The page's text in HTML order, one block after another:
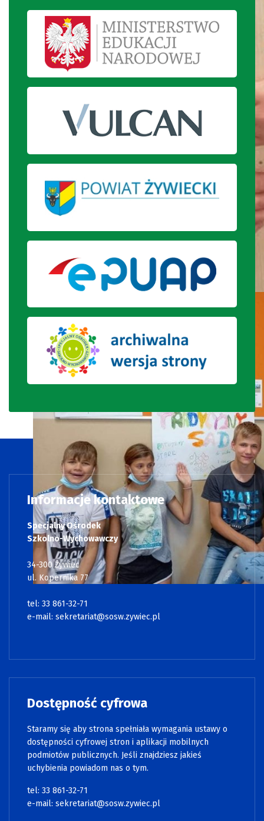
Informacje kontaktowe
Specjalny Ośrodek
Szkolno-Wychowawczy
34-300 Żywiec
ul. Kopernika 77
tel: 33 861-32-71
e-mail: sekretariat@sosw.zywiec.pl
Dostępność cyfrowa
Staramy się aby strona spełniała wymagania ustawy o
dostępności cyfrowej stron i aplikacji mobilnych
podmiotów publicznych. Jeśli znajdziesz jakieś
uchybienia powiadom nas o tym.
tel: 33 861-32-71
e-mail: sekretariat@sosw.zywiec.pl